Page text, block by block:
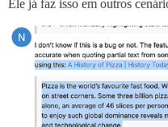
Ele já faz isso em outros